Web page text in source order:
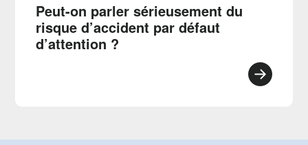
Peut-on parler sérieusement du
risque d’accident par défaut
d’attention ?